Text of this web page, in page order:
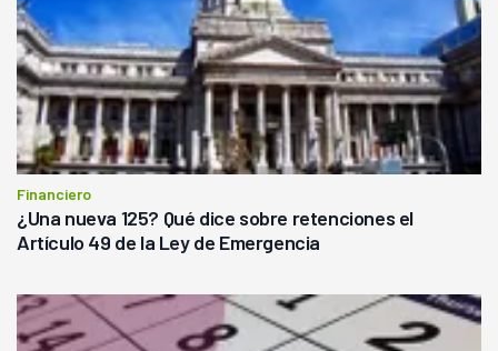
Financiero
¿Una nueva 125? Qué dice sobre retenciones el
Artículo 49 de la Ley de Emergencia